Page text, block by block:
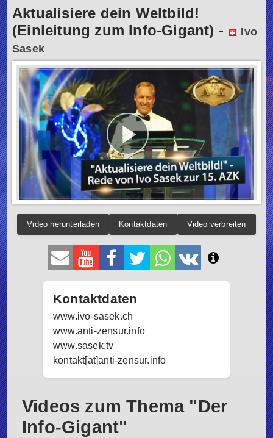
Aktualisiere dein Weltbild!
(Einleitung zum Info-Gigant) -
Ivo
Sasek
Video herunterladen Kontaktdaten Video verbreiten
Kontaktdaten
www.ivo-sasek.ch
www.anti-zensur.info
www.sasek.tv
kontakt[at]anti-zensur.info
Videos zum Thema "Der
Info-Gigant"